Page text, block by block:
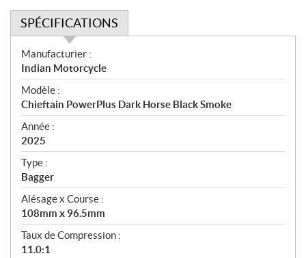
SPÉCIFICATIONS
S
p
é
c
i
f
i
c
a
t
i
o
n
s
Manufacturier :
Indian Motorcycle
Modèle :
Chieftain PowerPlus Dark Horse Black Smoke
Année :
2025
Type :
Bagger
Alésage x Course :
108mm x 96.5mm
Taux de Compression :
11.0:1